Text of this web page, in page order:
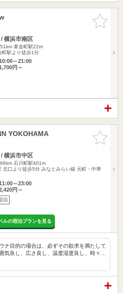
お気に入
りに追加
横浜市南区
黄金町駅22m
町駅より徒歩1分
～21:00
円～
お気に入
りに追加
YOKOHAMA
横浜市中区
石川町駅401m
北口より徒歩5分 みなとみらい線 元町・中華
～23:00
円～
泊
ルの宿泊プランを見る
ナ目的の場合は、必ずその欲求を満たして
気良し、広さ良し、温度湿度良し、時々…